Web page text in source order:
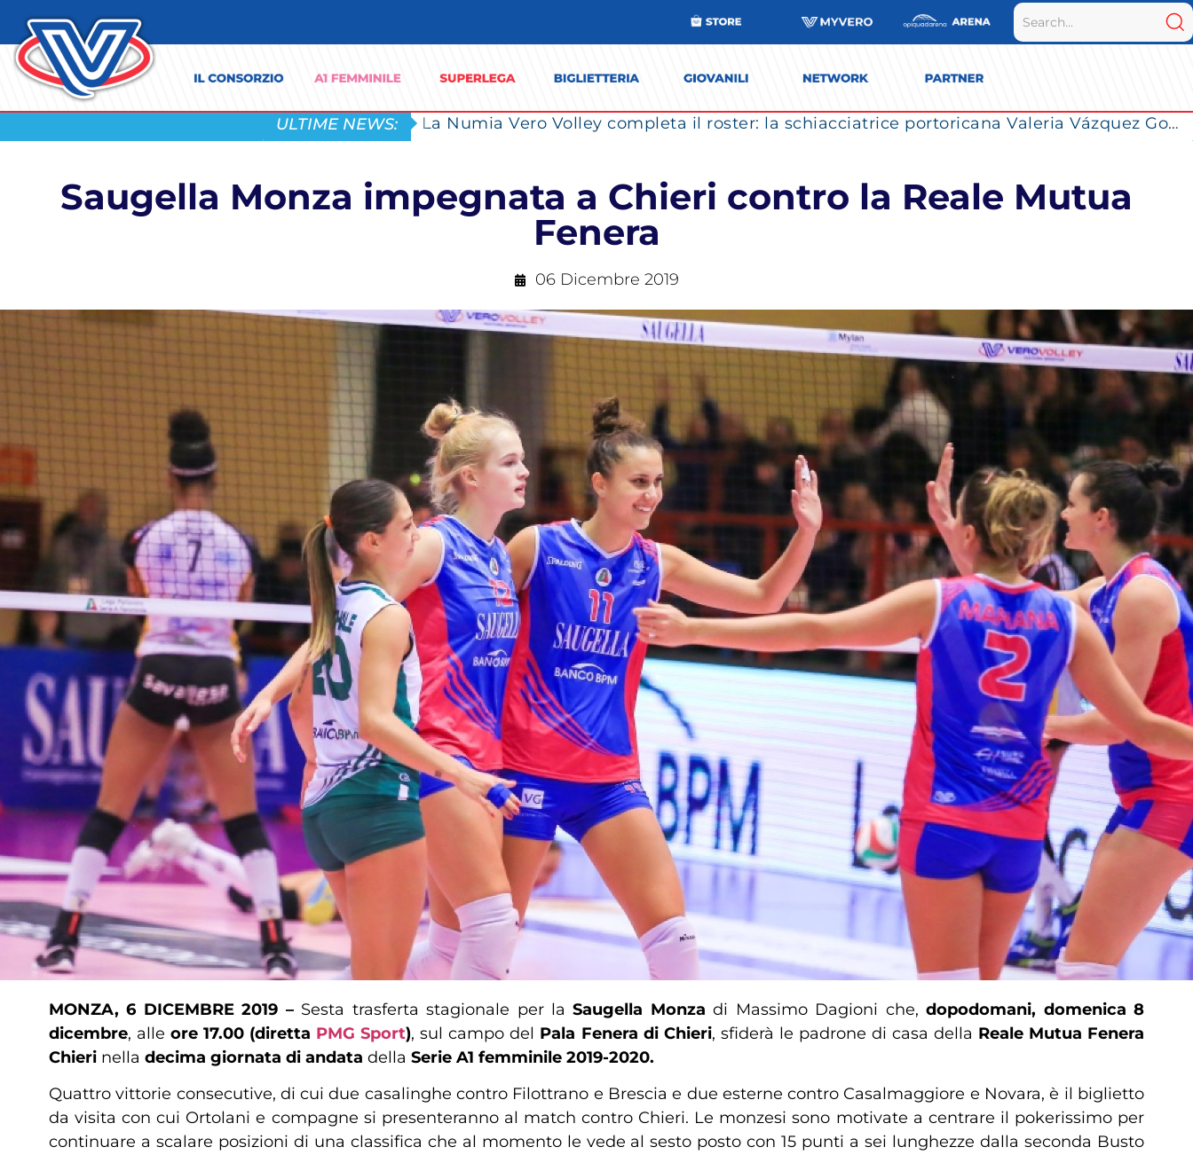
ULTIME NEWS: La Numia Vero Volley completa il roster: la schiacciatrice portoricana Valeria Vázquez Gomez è l’ultimo innesto di Milano per la stagione 2026/2027
Saugella Monza impegnata a Chieri contro la Reale Mutua
Fenera
06 Dicembre 2019
MONZA, 6 DICEMBRE 2019 –Sesta trasferta stagionale per laSaugella Monza di Massimo Dagioni che,dopodomani, domenica 8
dicembre, alleore 17.00 (diretta PMG Sport), sul campo del Pala Fenera di Chieri, sfiderà le padrone di casa della Reale Mutua Fenera
Chieri nella decima giornata di andata della Serie A1 femminile 2019-2020.
Quattro vittorie consecutive, di cui due casalinghe contro Filottrano e Brescia e due esterne contro Casalmaggiore e Novara, è il biglietto
da visita con cui Ortolani e compagne si presenteranno al match contro Chieri. Le monzesi sono motivate a centrare il pokerissimo per
continuare a scalare posizioni di una classifica che al momento le vede al sesto posto con 15 punti a sei lunghezze dalla seconda Busto